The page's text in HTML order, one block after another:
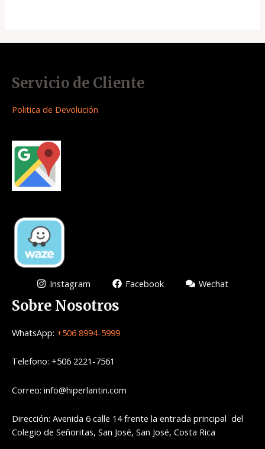
Servicio de Cliente
Politica de Devolución
Instagram Facebook Wechat
Sobre Nosotros
WhatsApp: +506 8994-5999
Telefono: +506 2221-7561
Correo: info@hiperlantin.com
Dirección: Avenida 6 calle 14 frente la entrada principal del
Colegio de Señoritas, San José, San José, Costa Rica